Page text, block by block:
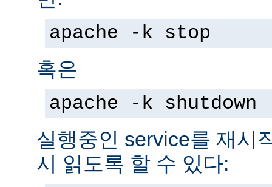
apache -k stop
혹은
apache -k shutdown
실행중인 service를 재시
시 읽도록 할 수 있다: